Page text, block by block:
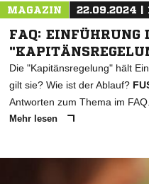
MAGAZIN 22.09.2024 |
FAQ: EINFÜHRUNG
Die "Kapitänsregelung" hält
gilt sie? Wie ist der Ablauf?
Antworten zum Thema im FAQ.
Mehr lesen